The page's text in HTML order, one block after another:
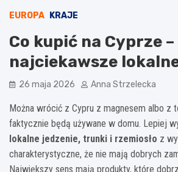
EUROPA KRAJE
Co kupić na Cyprze –
najciekawsze
26 maja 2026 Anna Strzelecka
Można wrócić z Cypru z magnesem albo z
faktycznie będą używane w domu. Lepiej
lokalne jedzenie, trunki i rzemiosło z
charakterystyczne, że nie mają dobrych
Największy sens mają produkty, które